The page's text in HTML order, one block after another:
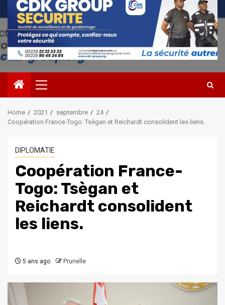
Primary
Menu
Home 2021 septembre
24
Coopération France-Togo: Tsègan et Reichardt consolident les liens.
DIPLOMATIE
Coopération France-
Togo: Tsègan et
Reichardt consolident
les liens.
5 ans ago Prunelle